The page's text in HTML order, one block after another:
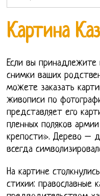
Картина
Если вы
снимки ваших
можете заказать
живописи по
представляет его
пленных поляков
крепости». Дерево –
всегда
На картине
стихии: православные